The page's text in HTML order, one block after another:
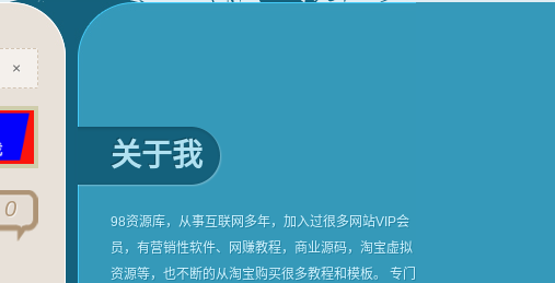
×
0
关于我
98资源库，从事互联网多年，加入过很多网站VIP会
员，有营销性软件、网赚教程，商业源码，淘宝虚拟
资源等，也不断的从淘宝购买很多教程和模板。 专门